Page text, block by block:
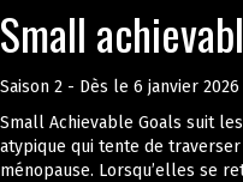
Small
Saison 2 - Dès le 6 janvier 2026
Small Achievable Goals suit
atypique qui tente de
ménopause. Lorsqu’elles se